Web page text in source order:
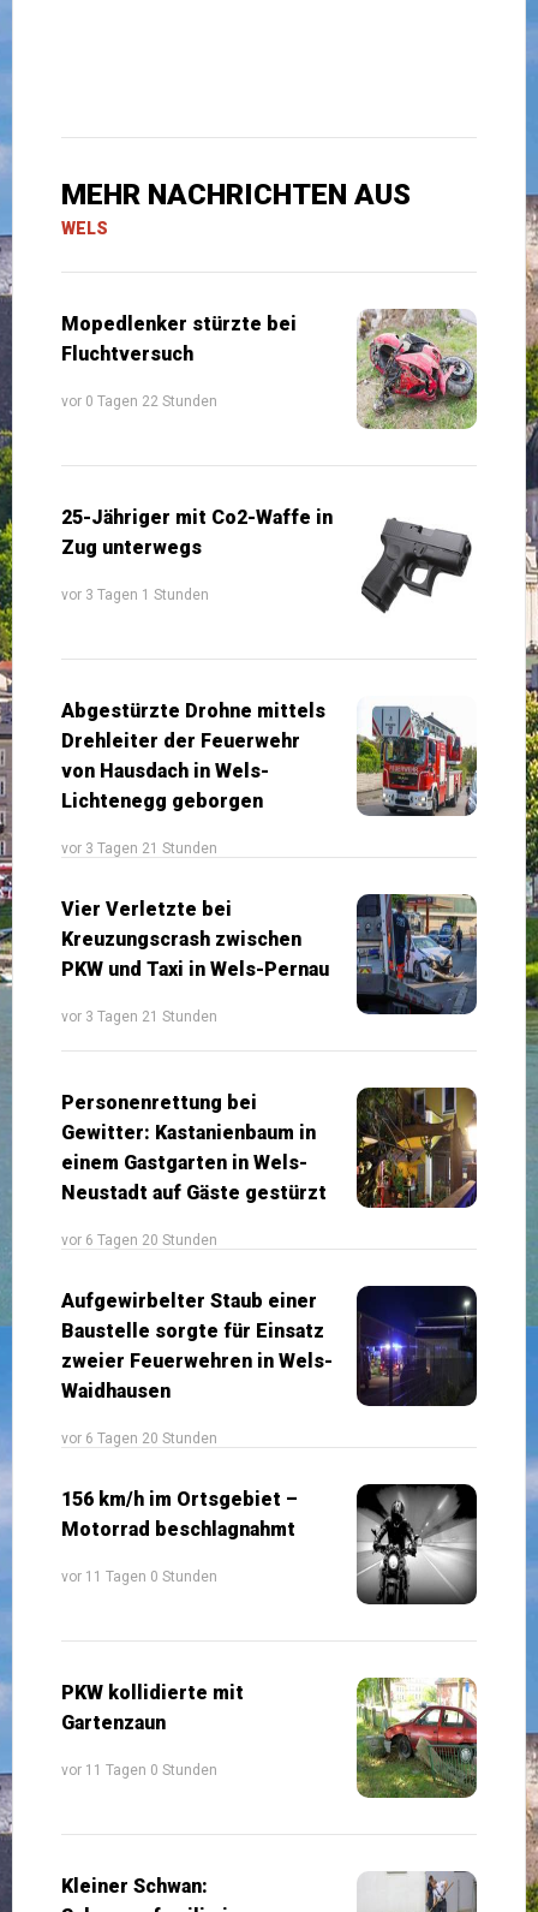
MEHR NACHRICHTEN AUS
WELS
Mopedlenker stürzte bei
Fluchtversuch
vor 0 Tagen 22 Stunden
25-Jähriger mit Co2-Waffe in
Zug unterwegs
vor 3 Tagen 1 Stunden
Abgestürzte Drohne mittels
Drehleiter der Feuerwehr
von Hausdach in Wels-
Lichtenegg geborgen
vor 3 Tagen 21 Stunden
Vier Verletzte bei
Kreuzungscrash zwischen
PKW und Taxi in Wels-Pernau
vor 3 Tagen 21 Stunden
Personenrettung bei
Gewitter: Kastanienbaum in
einem Gastgarten in Wels-
Neustadt auf Gäste gestürzt
vor 6 Tagen 20 Stunden
Aufgewirbelter Staub einer
Baustelle sorgte für Einsatz
zweier Feuerwehren in Wels-
Waidhausen
vor 6 Tagen 20 Stunden
156 km/h im Ortsgebiet –
Motorrad beschlagnahmt
vor 11 Tagen 0 Stunden
PKW kollidierte mit
Gartenzaun
vor 11 Tagen 0 Stunden
Kleiner Schwan: